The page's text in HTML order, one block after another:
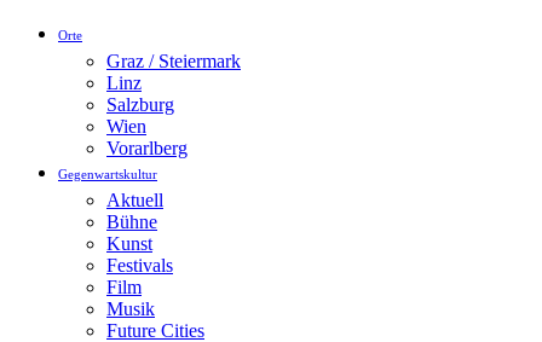
Orte
Graz / Steiermark
Linz
Salzburg
Wien
Vorarlberg
Gegenwartskultur
Aktuell
Bühne
Kunst
Festivals
Film
Musik
Future Cities